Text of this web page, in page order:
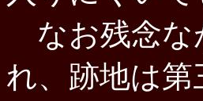
なお残念な
れ、跡地は